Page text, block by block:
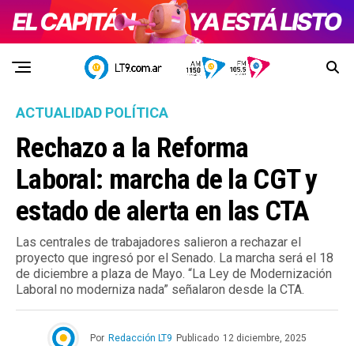
ACTUALIDAD POLÍTICA
Rechazo a la Reforma
Laboral: marcha de la CGT y
estado de alerta en las CTA
Las centrales de trabajadores salieron a rechazar el
proyecto que ingresó por el Senado. La marcha será el 18
de diciembre a plaza de Mayo. “La Ley de Modernización
Laboral no moderniza nada” señalaron desde la CTA.
Por Redacción LT9 Publicado 12 diciembre, 2025